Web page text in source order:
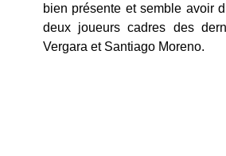
bien présente et semble avoir
deux joueurs cadres des
Vergara et Santiago Moreno.